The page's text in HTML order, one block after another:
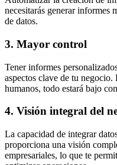
necesitarás generar informes
de datos.
3. Mayor control
Tener informes
aspectos clave de tu negocio.
humanos, todo estará bajo
4. Visión integral del
La capacidad de integrar
proporciona una visión
empresariales, lo que te